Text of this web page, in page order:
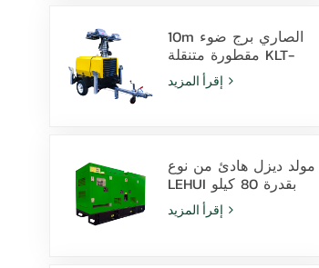
10m الصاري برج ضوء
مقطورة متنقلة KLT-
10000V المراقبة
مولد ديزل هادئ من نوع
LEHUI بقدرة 80 كيلو
فولت أمبير يعمل
بمحرك Cummins